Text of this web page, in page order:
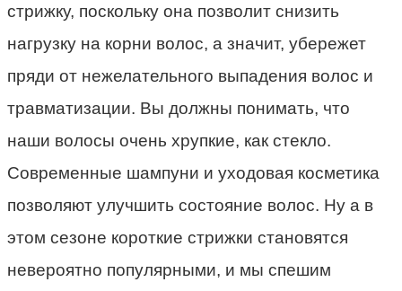
стрижку, поскольку она позволит снизить
нагрузку на корни волос, а значит, убережет
пряди от нежелательного выпадения волос и
травматизации. Вы должны понимать, что
наши волосы очень хрупкие, как стекло.
Современные шампуни и уходовая косметика
позволяют улучшить состояние волос. Ну а в
этом сезоне короткие стрижки становятся
невероятно популярными, и мы спешим